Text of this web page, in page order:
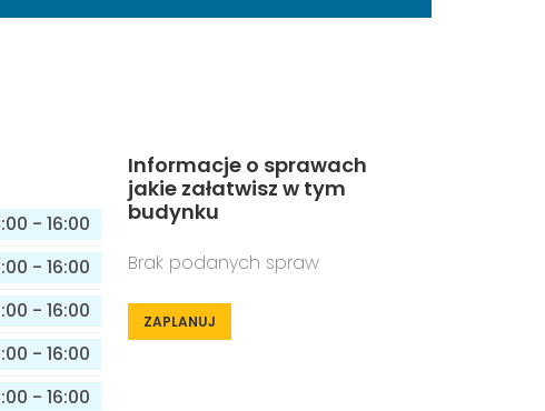
- 16:00
- 16:00
- 16:00
- 16:00
- 16:00
Informacje o sprawach
jakie załatwisz w tym
budynku
Brak podanych spraw
ZAPLANUJ